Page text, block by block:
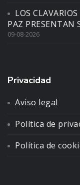
LOS
PAZ PRESENTAN
09-08-2026
Privacidad
Aviso legal
Política de
Política de